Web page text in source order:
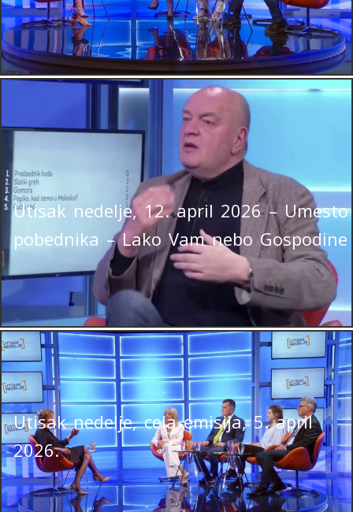
Utisak nedelje, 12. april 2026 – Umesto
pobednika – Lako Vam nebo Gospodine
Utisak nedelje, cela emisija, 5. april
2026.